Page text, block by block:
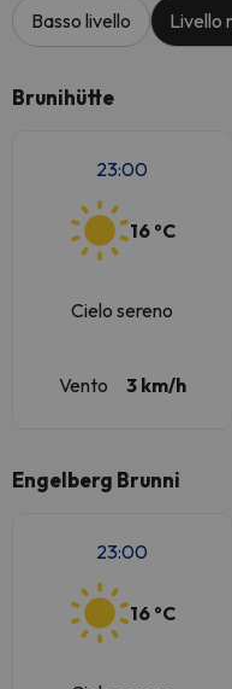
Basso livello Livello
Brunihütte
23:00
16 ºC
Cielo sereno
Vento 3 km/h
Engelberg Brunni
23:00
16 ºC